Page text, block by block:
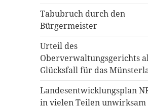
Tabubruch durch den
Bürgermeister
Urteil des
Oberverwaltungsgerichts
Glücksfall für das
Landesentwicklungsplan
in vielen Teilen unwirksam